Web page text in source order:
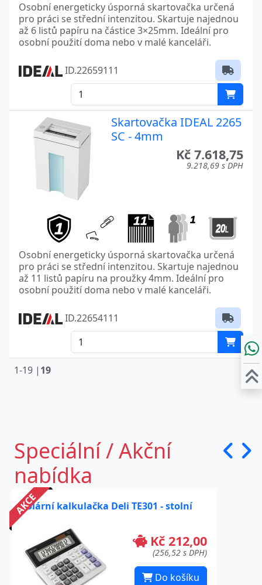
Osobní energeticky úsporná skartovačka určená
pro práci se střední intenzitou. Skartuje najednou
až 6 listů papíru na částice 3×25mm. Ideální pro
osobní použití doma nebo v malé kanceláři.
ID.22659111
Skartovačka IDEAL 2265
SC - 4mm
Kč 7.618,75
9.218,69 s DPH
Osobní energeticky úsporná skartovačka určená
pro práci se střední intenzitou. Skartuje najednou
až 11 listů papíru na proužky 4mm. Ideální pro
osobní použití doma nebo v malé kanceláři.
ID.22654111
1-19 | 19
Speciální / Akční
nabídka
AKCE
Solární kalkulačka Deli TE301 - stolní
Kč 212,00
(256,52 s DPH)
Do košíku